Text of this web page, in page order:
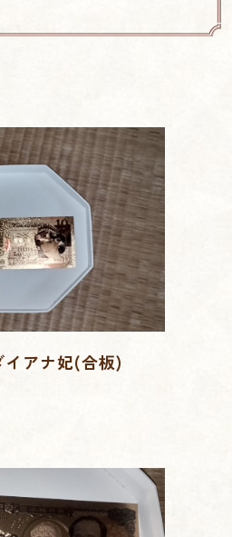
イアナ妃(合板)